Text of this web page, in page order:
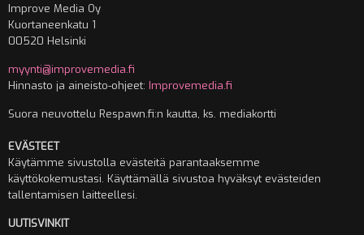
Improve Media Oy
Kuortaneenkatu 1
00520 Helsinki
myynti@improvemedia.fi
Hinnasto ja aineisto-ohjeet: Improvemedia.fi
Suora neuvottelu Respawn.fi:n kautta, ks. mediakortti
EVÄSTEET
Käytämme sivustolla evästeitä parantaaksemme
käyttökokemustasi. Käyttämällä sivustoa hyväksyt evästeiden
tallentamisen laitteellesi.
UUTISVINKIT